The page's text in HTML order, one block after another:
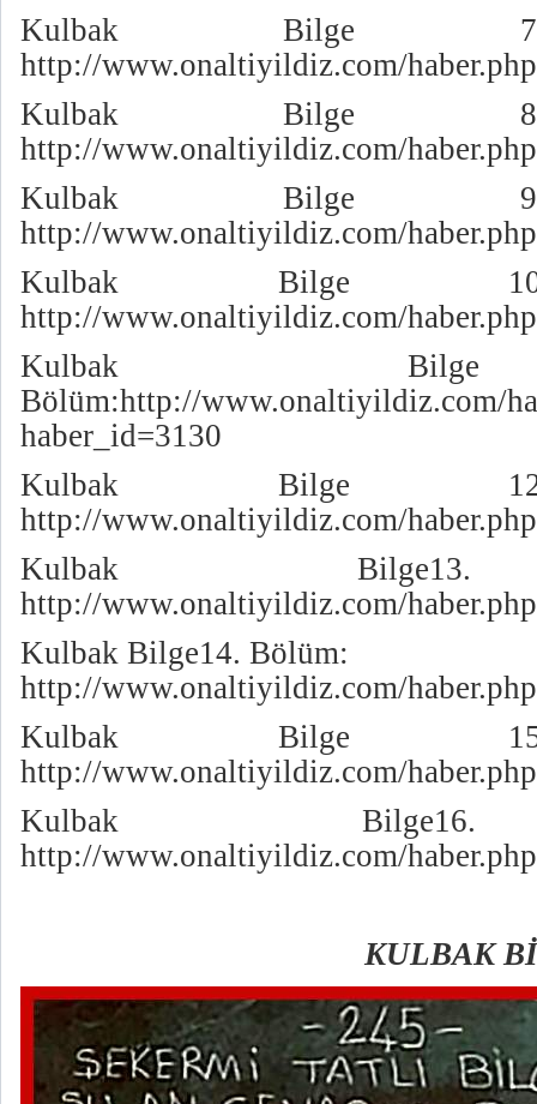
Kulbak Bilge
http://www.onaltiyildiz.com/
Kulbak Bilge
http://www.onaltiyildiz.com/
Kulbak Bilge
http://www.onaltiyildiz.com/
Kulbak Bilge
http://www.onaltiyildiz.com/
Kulbak
Bölüm:http://www.onaltiyildiz.com/
haber_id=3130
Kulbak Bilge
http://www.onaltiyildiz.com/
Kulbak
http://www.onaltiyildiz.com/
Kulbak Bilge14. Bölüm:
http://www.onaltiyildiz.com/
Kulbak Bilge
http://www.onaltiyildiz.com/
Kulbak
http://www.onaltiyildiz.com/
KULBAK BİLGE